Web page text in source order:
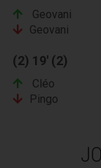
Geovani
Geovani
(2) 19' (2)
Cléo
Pingo